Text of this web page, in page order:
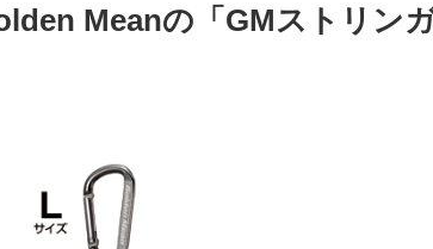
Meanの「GMストリンガ